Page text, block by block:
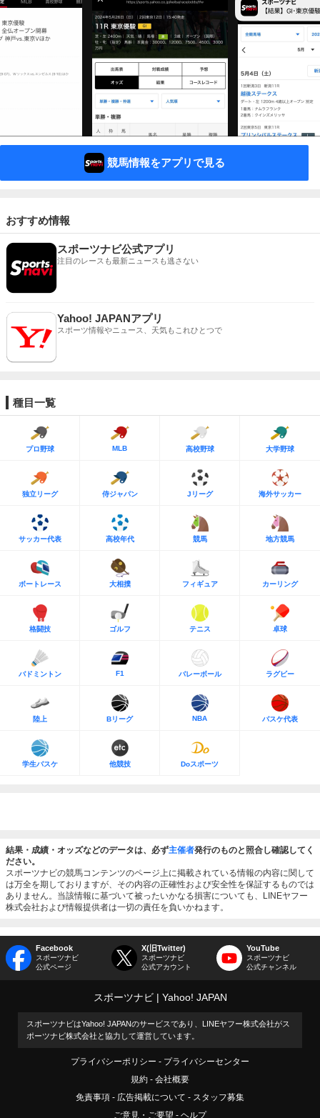
競馬情報をアプリで見る
おすすめ情報
スポーツナビ公式アプリ
注目のレースも最新ニュースも逃さない
Yahoo! JAPANアプリ
スポーツ情報やニュース、天気もこれひとつで
種目一覧
プロ野球 MLB 高校野球 大学野球
独立リーグ 侍ジャパン Jリーグ 海外サッカー
サッカー代表 高校年代 競馬 地方競馬
ボートレース 大相撲 フィギュア カーリング
格闘技 ゴルフ テニス 卓球
バドミントン F1 バレーボール ラグビー
陸上 Bリーグ NBA バスケ代表
学生バスケ 他競技 Doスポーツ
結果・成績・オッズなどのデータは、必ず主催者発行のものと照合し確認してく
ださい。
スポーツナビの競馬コンテンツのページ上に掲載されている情報の内容に関して
は万全を期しておりますが、その内容の正確性および安全性を保証するものでは
ありません。当該情報に基づいて被ったいかなる損害についても、LINEヤフー
株式会社および情報提供者は一切の責任を負いかねます。
Facebook
スポーツナビ
公式ページ
X(旧Twitter)
スポーツナビ
公式アカウント
YouTube
スポーツナビ
公式チャンネル
スポーツナビ Yahoo! JAPAN
スポーツナビはYahoo! JAPANのサービスであり、LINEヤフー株式会社がス
ポーツナビ株式会社と協力して運営しています。
プライバシーポリシー
プライバシーセンター
規約
会社概要
免責事項
広告掲載について
スタッフ募集
ご意見・ご要望
ヘルプ